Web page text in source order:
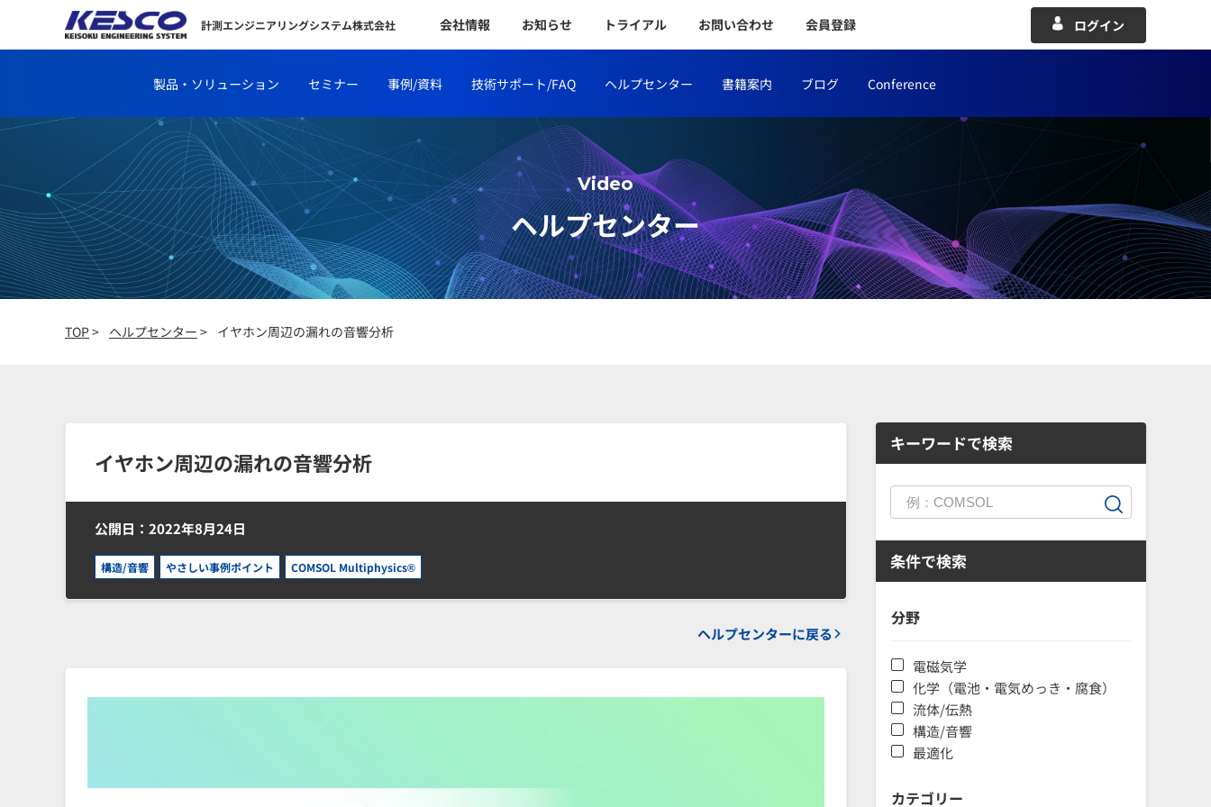
計測エンジニアリングシステム株式会社 会社情報 お知らせ トライアル お問い合わせ 会員登録 ログイン
製品・ソリューション セミナー 事例/資料 技術サポート/FAQ ヘルプセンター 書籍案内 ブログ Conference
Video
ヘルプセンター
TOP> ヘルプセンター > イヤホン周辺の漏れの音響分析
イヤホン周辺の漏れの音響分析
公開日：2022年8月24日
構造/音響 やさしい事例ポイント COMSOL Multiphysics®
ヘルプセンターに戻る
キーワードで検索
条件で検索
分野
電磁気学
化学（電池・電気めっき・腐食）
流体/伝熱
構造/音響
最適化
カテゴリー